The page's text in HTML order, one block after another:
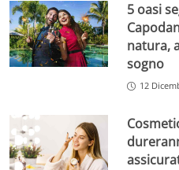
5 oasi
natura,
sogno
12